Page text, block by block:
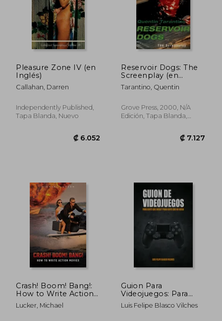
₡ 7.733
Pleasure Zone IV (en
Inglés)
Callahan, Darren
Independently Published,
Tapa Blanda, Nuevo
Reservoir Dogs: The
Screenplay (en
Inglés)
Tarantino, Quentin
Grove Press, 2000, N/A
Edición, Tapa Blanda,
Crash! Boom! Bang!:
How to Write Action
Movies (en Inglés)
Lucker, Michael
Guion Para
Videojuegos: Para
Gente que Juega y
Gente que no Juega
Luis Felipe Blasco Vilches